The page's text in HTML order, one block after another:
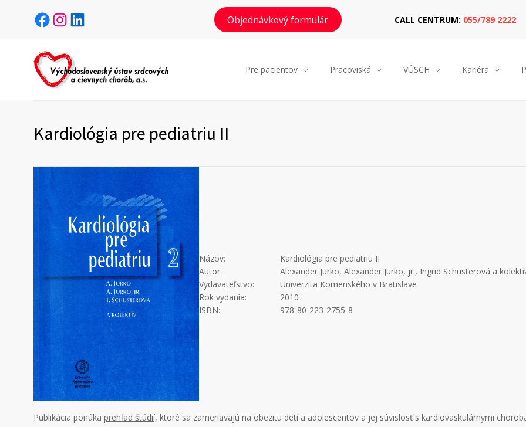
Facebook Instagram LinkedIn Objednávkový formulár CALL CENTRUM: 055/789 2222
Pre pacientov Pracoviská VÚSCH Kariéra
Kardiológia pre pediatriu II
Názov:
Kardiológia pre pediatriu II
Autor:
Alexander Jurko, Alexander Jurko, jr., Ingrid Schusterová a
Vydavateľstvo:
Univerzita Komenského v Bratislave
Rok vydania:
2010
ISBN:
978-80-223-2755-8
Publikácia ponúka prehľad štúdií, ktoré sa zameriavajú na obezitu detí a adolescentov a jej súvislosť s kardiovaskulárnymi